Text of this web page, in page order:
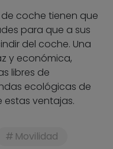
de coche tienen que
para que a sus
del coche. Una
y económica,
libres de
ecológicas de
ventajas.
Movilidad